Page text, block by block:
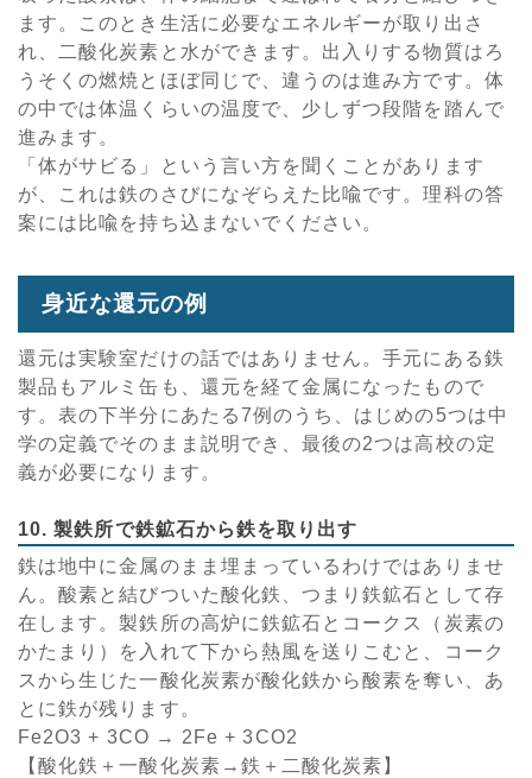
ます。このとき生活に必要なエネルギーが取り出さ
れ、二酸化炭素と水ができます。出入りする物質はろ
うそくの燃焼とほぼ同じで、違うのは進み方です。体
の中では体温くらいの温度で、少しずつ段階を踏んで
進みます。
「体がサビる」という言い方を聞くことがあります
が、これは鉄のさびになぞらえた比喩です。理科の答
案には比喩を持ち込まないでください。
身近な還元の例
還元は実験室だけの話ではありません。手元にある鉄
製品もアルミ缶も、還元を経て金属になったもので
す。表の下半分にあたる7例のうち、はじめの5つは中
学の定義でそのまま説明でき、最後の2つは高校の定
義が必要になります。
10. 製鉄所で鉄鉱石から鉄を取り出す
鉄は地中に金属のまま埋まっているわけではありませ
ん。酸素と結びついた酸化鉄、つまり鉄鉱石として存
在します。製鉄所の高炉に鉄鉱石とコークス（炭素の
かたまり）を入れて下から熱風を送りこむと、コーク
スから生じた一酸化炭素が酸化鉄から酸素を奪い、あ
とに鉄が残ります。
Fe2O3 + 3CO → 2Fe + 3CO2
【酸化鉄＋一酸化炭素→鉄＋二酸化炭素】